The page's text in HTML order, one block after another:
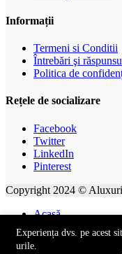
Informații
Termeni si Conditii
Întrebări şi
Politica de
Rețele de socializare
Facebook
Twitter
LinkedIn
Pinterest
Copyright 2024 ©
Acasă
Categorie
0
Aprecieri
Experiența dvs. pe acest
urile.